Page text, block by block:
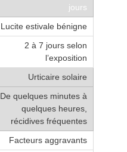
jours
Lucite estivale bénigne
2 à 7 jours selon
l’exposition
Urticaire solaire
De quelques minutes à
quelques heures,
récidives fréquentes
Facteurs aggravants